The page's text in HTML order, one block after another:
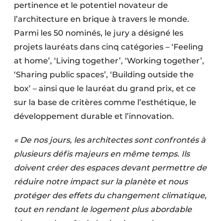
Sécurité incendie
Software
Techniques ferroviaires
Travaux ferroviaires
pertinence et le potentiel novateur de
l’architecture en brique à travers le monde.
Parmi les 50 nominés, le jury a désigné les
projets lauréats dans cinq catégories – ‘Feeling
at home’, ‘Living together’, ‘Working together’,
‘Sharing public spaces’, ‘Building outside the
box’ – ainsi que le lauréat du grand prix, et ce
sur la base de critères comme l’esthétique, le
développement durable et l’innovation.
« De nos jours, les architectes sont confrontés à
plusieurs défis majeurs en même temps. Ils
doivent créer des espaces devant permettre de
réduire notre impact sur la planète et nous
protéger des effets du changement climatique,
tout en rendant le logement plus abordable